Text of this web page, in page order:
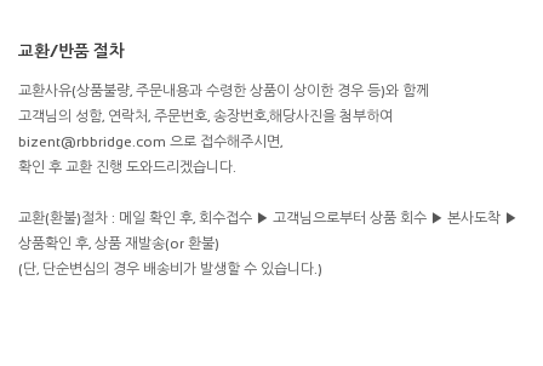
교환/반품 절차
교환사유(상품불량, 주문내용과 수령한 상품이 상이한 경우 등)와 함께
고객님의 성함, 연락처, 주문번호, 송장번호,해당사진을 첨부하여
bizent@rbbridge.com 으로 접수해주시면,
확인 후 교환 진행 도와드리겠습니다.
교환(환불)절차 : 메일 확인 후, 회수접수 ▶ 고객님으로부터 상품 회수 ▶ 본사도착 ▶
상품확인 후, 상품 재발송(or 환불)
(단, 단순변심의 경우 배송비가 발생할 수 있습니다.)